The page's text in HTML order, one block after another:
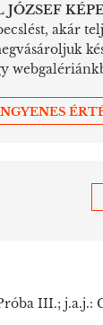
akár
III.; j.a.j.: